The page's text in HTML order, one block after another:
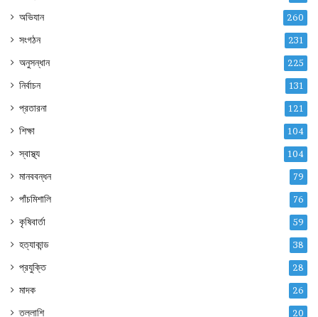
অভিযান 260
সংগঠন 231
অনুসন্ধান 225
নির্বাচন 131
প্রতারনা 121
শিক্ষা 104
স্বাস্থ্য 104
মানববন্ধন 79
পাঁচমিশালি 76
কৃষিবার্তা 59
হত্যাকান্ড 38
প্রযুক্তি 28
মাদক 26
তল্লাশি 20